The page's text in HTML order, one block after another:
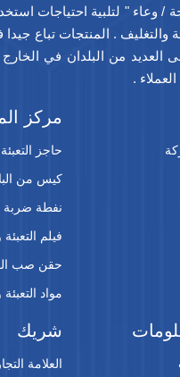
/ وعاء " لتلبية احتياجات
والتغليف . المنتجات تباع جيدا
العديد من البلدان في
.
مركز
حاجز
كيس من
نفطة ضربة
فيلم
حقن صب
مواد
شريك
العلامة